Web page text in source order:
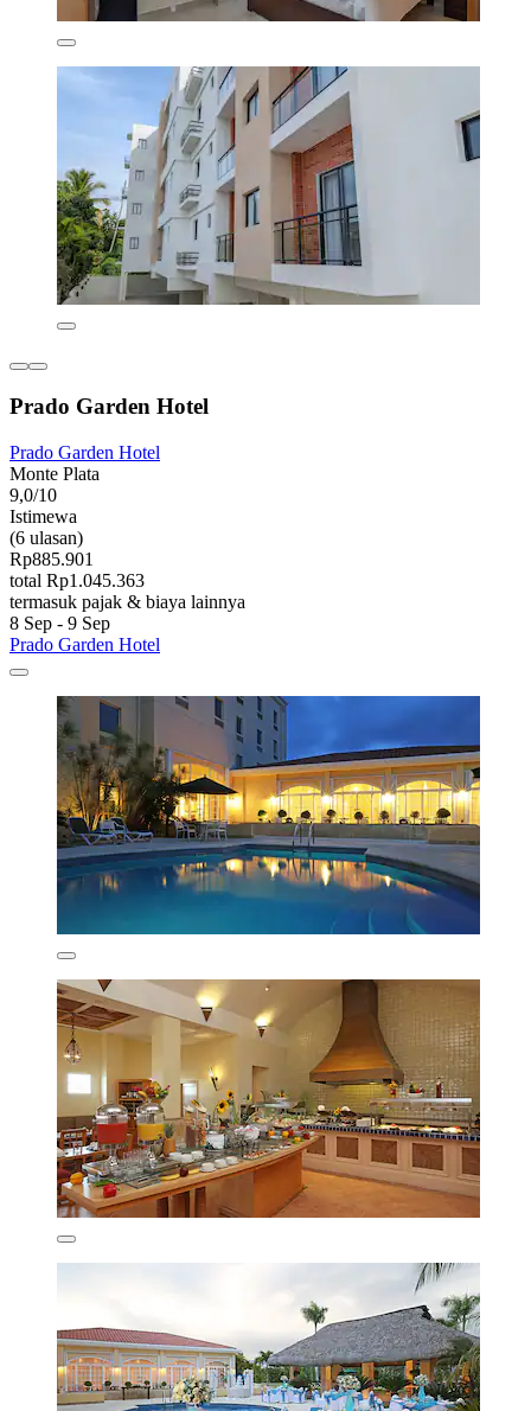
Prado Garden Hotel
Prado Garden Hotel
Monte Plata
9,0/10
Istimewa
(6 ulasan)
Rp885.901
total Rp1.045.363
termasuk pajak & biaya lainnya
8 Sep - 9 Sep
Prado Garden Hotel